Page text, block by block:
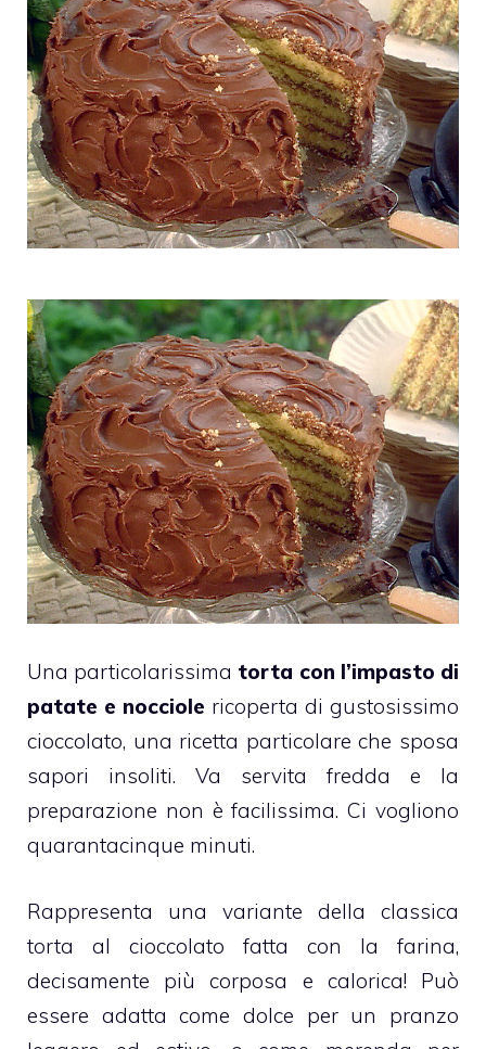
Una particolarissima torta con l’impasto di
patate e nocciole ricoperta di gustosissimo
cioccolato, una ricetta particolare che sposa
sapori insoliti. Va servita fredda e la
preparazione non è facilissima. Ci vogliono
quarantacinque minuti.
Rappresenta una variante della classica
torta al cioccolato fatta con la farina,
decisamente più corposa e calorica! Può
essere adatta come dolce per un pranzo